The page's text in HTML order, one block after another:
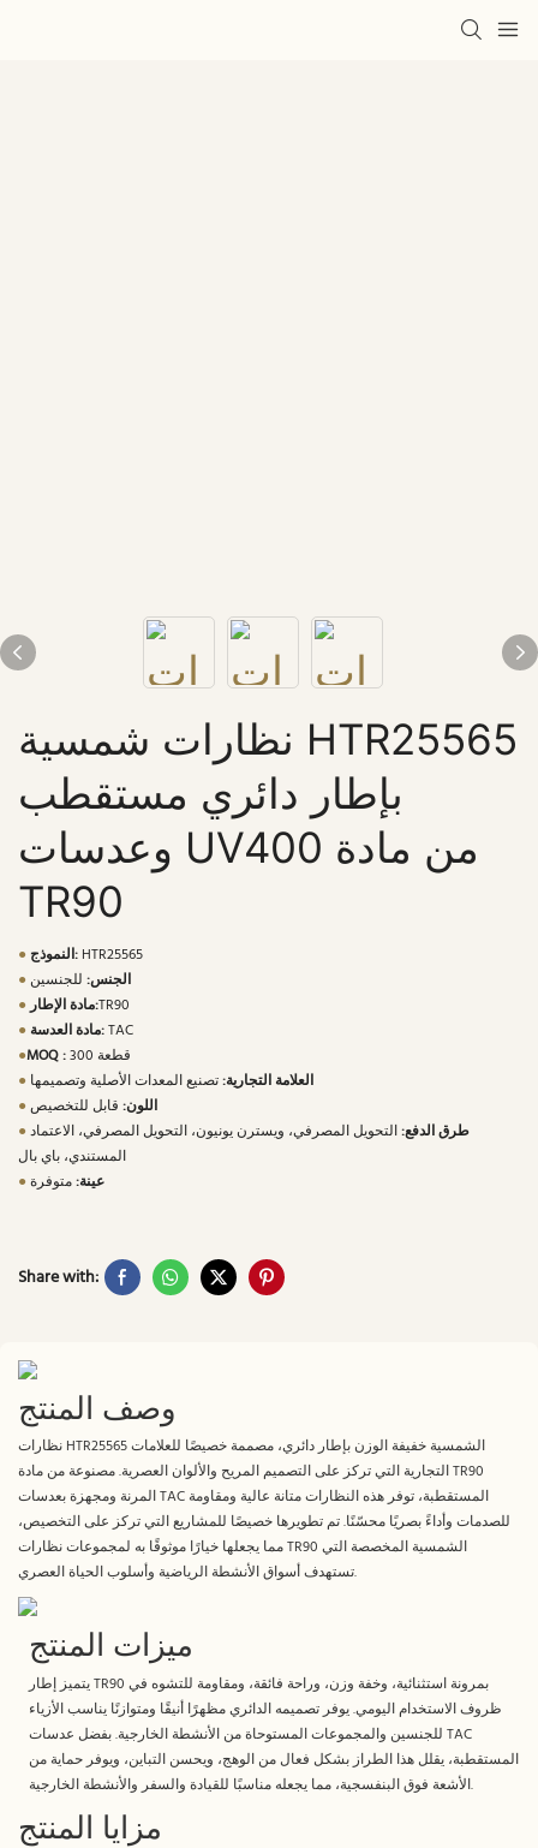
نظارات شمسية HTR25565
بإطار دائري مستقطب
وعدسات UV400 من مادة
TR90
● النموذج: HTR25565
●
الجنس: للجنسين
●
مادة الإطار:TR90
●
مادة العدسة:TAC
●MOQ :
300 قطعة
●
العلامة التجارية:تصنيع المعدات الأصلية وتصميمها
●
اللون: قابل للتخصيص
●
طرق الدفع:التحويل المصرفي، ويسترن يونيون، التحويل المصرفي، الاعتماد
المستندي، باي بال
●
عينة:متوفرة
Share with:
وصف المنتج
نظارات HTR25565 الشمسية خفيفة الوزن بإطار دائري، مصممة خصيصًا للعلامات
التجارية التي تركز على التصميم المريح والألوان العصرية. مصنوعة من مادة TR90
المرنة ومجهزة بعدسات TAC المستقطبة، توفر هذه النظارات متانة عالية ومقاومة
للصدمات وأداءً بصريًا محسّنًا. تم تطويرها خصيصًا للمشاريع التي تركز على التخصيص،
مما يجعلها خيارًا موثوقًا به لمجموعات نظارات TR90 الشمسية المخصصة التي
تستهدف أسواق الأنشطة الرياضية وأسلوب الحياة العصري.
ميزات المنتج
يتميز إطار TR90 بمرونة استثنائية، وخفة وزن، وراحة فائقة، ومقاومة للتشوه في
ظروف الاستخدام اليومي. يوفر تصميمه الدائري مظهرًا أنيقًا ومتوازنًا يناسب الأزياء
للجنسين والمجموعات المستوحاة من الأنشطة الخارجية. بفضل عدسات TAC
المستقطبة، يقلل هذا الطراز بشكل فعال من الوهج، ويحسن التباين، ويوفر حماية من
الأشعة فوق البنفسجية، مما يجعله مناسبًا للقيادة والسفر والأنشطة الخارجية.
مزايا المنتج